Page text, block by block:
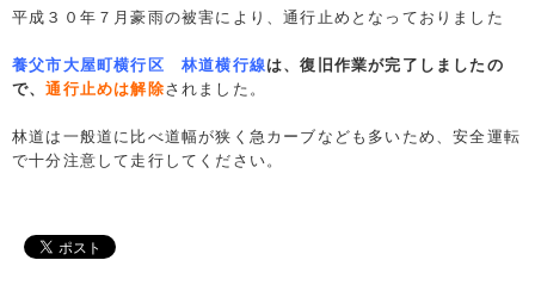
平成３０年７月豪雨の被害により、通行止めとなっておりました
養父市大屋町横行区 林道横行線は、復旧作業が完了しましたの
で、通行止めは解除されました。
林道は一般道に比べ道幅が狭く急カーブなども多いため、安全運転
で十分注意して走行してください。